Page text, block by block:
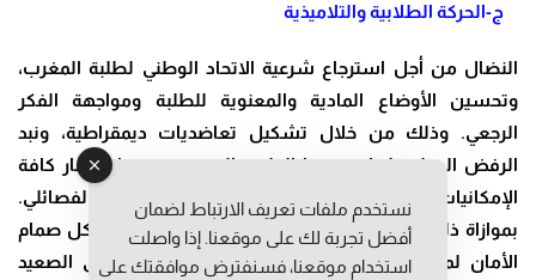
ج-الحركة الطلابية والتلاميذية
النضال من أجل استرجاع شرعية الاتحاد الوطني لطلبة المغرب،
وتحسين الأوضاع المادية والمعنوية للطلبة ومواجهة الفكر
الرجعي. وذلك من خلال تشكيل تعاضديات ديمقراطية، ونبد
الرفض السلبي لها في هذا الظرف الذي يستدعي استثمار كافة
الإمكانيات، ودون ذلك ستسقط الحركة في المنطق الفصائلي.
بموازاة ذلك يتم تشكيل مجالس المناضلين التي ستشكل صمام
الأمان لمواجهة المخططات التصفوية للنظام. أما على الصعيد
نستخدم ملفات تعريف الارتباط لضمان
أفضل تجربة لك على موقعنا. إذا واصلت
استخدام موقعنا، فسنفترض موافقتك على